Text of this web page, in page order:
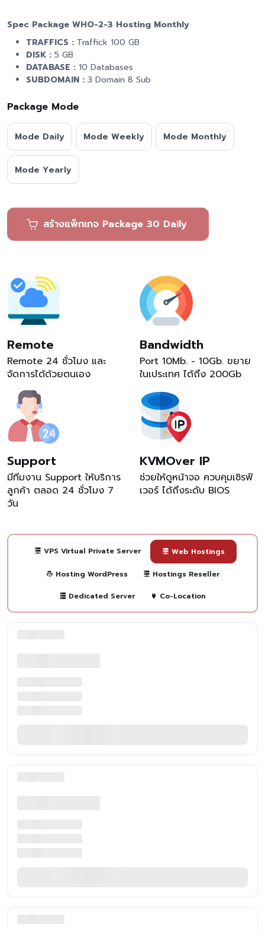
Spec Package WHO-2-3 Hosting Monthly
TRAFFICS : Traffick 100 GB
DISK : 5 GB
DATABASE : 10 Databases
SUBDOMAIN : 3 Domain 8 Sub
Package Mode
Mode Daily Mode Weekly Mode Monthly
Mode Yearly
สร้างแพ็กเกจ Package 30 Daily
Remote
Remote 24 ชั่วโมง และ
จัดการได้ด้วยตนเอง
Bandwidth
Port 10Mb. - 10Gb. ขยาย
ในเประเทศ ได้ถึง 200Gb
Support
มีทีมงาน Support ให้บริการ
ลูกค้า ตลอด 24 ชั่วโมง 7
วัน
KVMOver IP
ช่วยให้ดูหน้าจอ ควบคุมเซิรฟ์
เวอร์ ได้ถึงระดับ BIOS
VPS Virtual Private Server Web Hostings
Hosting WordPress Hostings Reseller
Dedicated Server Co-Location